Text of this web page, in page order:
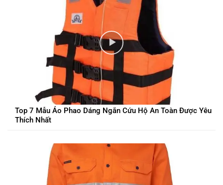
Top 7 Mẫu Áo Phao Dáng Ngắn Cứu Hộ An Toàn Được Yêu
Thích Nhất